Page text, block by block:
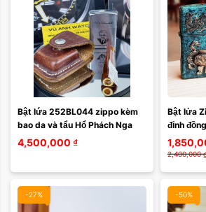
Bật lứa 252BL044 zippo kèm
bao da và tẩu Hổ Phách Nga
4,500,000 ₫
Bật lửa
đỉnh
2,400,000
-27% -50%